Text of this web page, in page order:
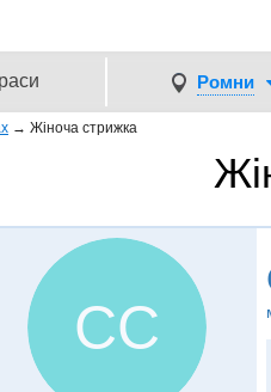
Ромни
→ Жіноча стрижка
СС